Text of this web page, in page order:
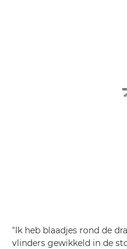
"Ik heb blaadjes rond de
vlinders gewikkeld in de